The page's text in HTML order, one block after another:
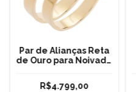
Par de Alianças Reta
de Ouro para Noivado
gramas
R$4.799,00